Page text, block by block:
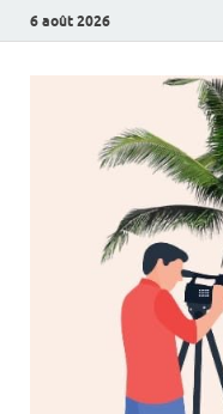
6 août 2026